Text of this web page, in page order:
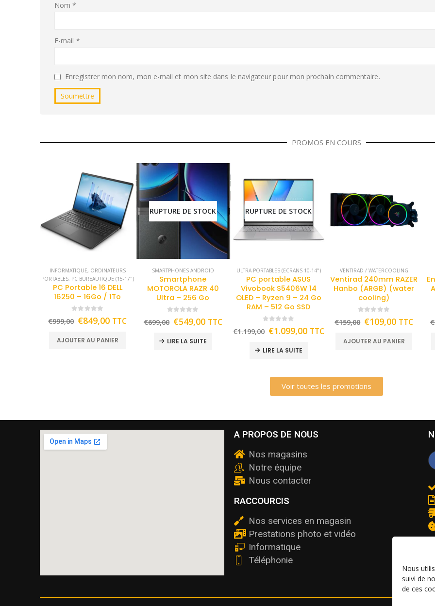
Nous
suivi de
de ces
Nom*
E-mail *
Enregistrer mon nom, mon e-mail et mon site dans le navigateur pour mon prochain commentaire.
PROMOS EN COURS
INFORMATIQUE, ORDINATEURS
PORTABLES, PC BUREAUTIQUE (15-17")
PC Portable 16 DELL
16250 – 16Go / 1To
€999,00 €849,00 TTC
AJOUTER AU PANIER
RUPTURE DE STOCK
SMARTPHONES ANDROID
Smartphone
MOTOROLA RAZR 40
Ultra – 256 Go
€699,00 €549,00 TTC
LIRE LA SUITE
RUPTURE DE STOCK
ULTRA PORTABLES (ECRANS 10-14")
PC portable ASUS
Vivobook S5406W 14
OLED – Ryzen 9 – 24 Go
RAM – 512 Go SSD
€1.199,00 €1.099,00 TTC
LIRE LA SUITE
VENTIRAD / WATERCOOLING
Ventirad 240mm RAZER
Hanbo (ARGB) (water
cooling)
€159,00 €109,00 TTC
AJOUTER AU PANIER
€
Voir toutes les promotions
A PROPOS DE NOUS
Nos magasins
Notre équipe
Nous contacter
RACCOURCIS
Nos services en magasin
Prestations photo et vidéo
Informatique
Téléphonie